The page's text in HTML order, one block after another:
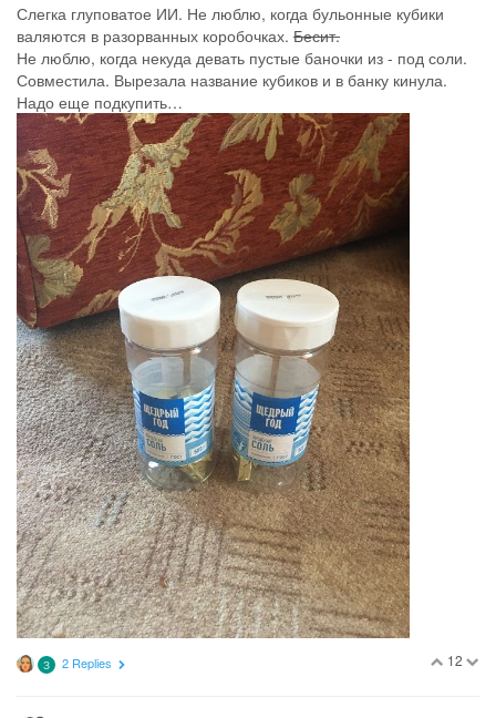
Слегка глуповатое ИИ. Не люблю, когда бульонные кубики
валяются в разорванных коробочках. Бесит.
Не люблю, когда некуда девать пустые баночки из - под соли.
Совместила. Вырезала название кубиков и в банку кинула.
Надо еще подкупить…
12
З 2 Replies